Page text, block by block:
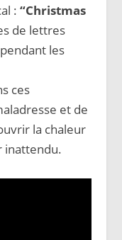
:“Christmas
de lettres
les
ces
et de
la chaleur
inattendu.